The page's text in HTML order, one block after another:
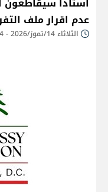
عدم اقرار ملف
الثلاثاء 14/تموز/2026 - 10:14 ص